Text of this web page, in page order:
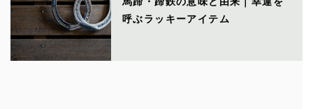
呼ぶラッキーアイテム